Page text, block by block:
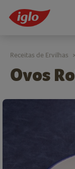
Ovos
Receitas de Ervilhas >